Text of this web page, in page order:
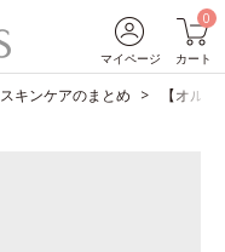
マイページ
0
カート
スキンケアのまとめ 【オル